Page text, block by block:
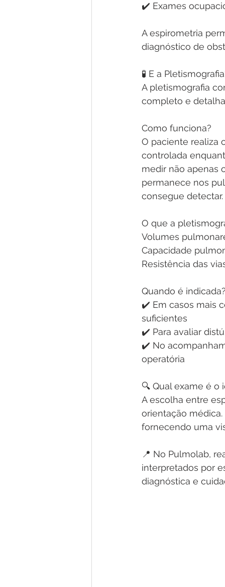
✔️ Exames
A espirometria
diagnóstico de
🧪 E a
A pletismografia
completo e
Como funciona?
O paciente realiza
controlada
medir não apenas
permanece nos
consegue detectar.
O que a
Volumes
Capacidade
Resistência das
Quando é
✔️ Em casos mais
suficientes
✔️ Para avaliar
✔️ No
operatória
🔍 Qual exame é o
A escolha entre
orientação
fornecendo uma
📍 No Pulmolab,
interpretados por
diagnóstica e